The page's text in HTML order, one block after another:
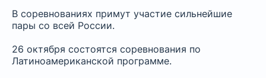
В соревнованиях примут участие сильнейшие
пары со всей России.
26 октября состоятся соревнования по
Латиноамериканской программе.